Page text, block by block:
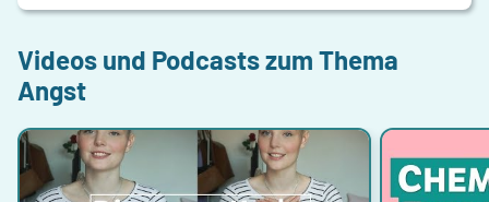
Videos und Podcasts zum Thema
Angst